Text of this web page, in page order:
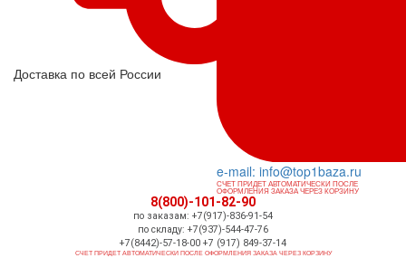
Доставка по всей России
e-mail: info@top1baza.ru
СЧЕТ ПРИДЕТ АВТОМАТИЧЕСКИ ПОСЛЕ
ОФОРМЛЕНИЯ ЗАКАЗА ЧЕРЕЗ КОРЗИНУ
8(800)-101-82-90
по заказам: +7(917)-836-91-54
по складу: +7(937)-544-47-76
+7(8442)-57-18-00 +7 (917) 849-37-14
СЧЕТ ПРИДЕТ АВТОМАТИЧЕСКИ ПОСЛЕ ОФОРМЛЕНИЯ ЗАКАЗА ЧЕРЕЗ КОРЗИНУ